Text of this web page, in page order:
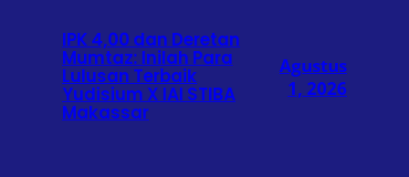
IPK 4,00 dan Deretan
Mumtaz: Inilah Para
Lulusan Terbaik
Yudisium X IAI STIBA
Makassar
Agustus
1, 2026